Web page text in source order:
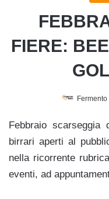
FIERE:
Febbraio
birrari aperti al
nella ricorrente
eventi, ad